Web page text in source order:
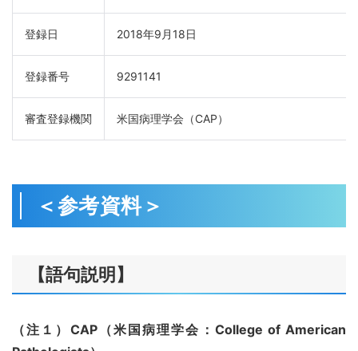
登録日 2018年9月18日
登録番号 9291141
審査登録機関 米国病理学会（CAP）
＜参考資料＞
【語句説明】
（注１）CAP（米国病理学会：College of American